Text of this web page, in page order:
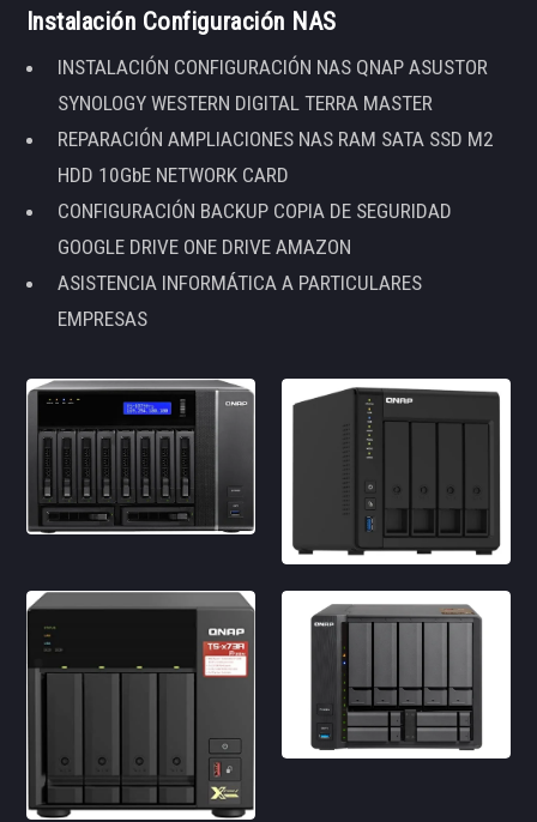
Instalación Configuración NAS
INSTALACIÓN CONFIGURACIÓN NAS QNAP ASUSTOR
SYNOLOGY WESTERN DIGITAL TERRA MASTER
REPARACIÓN AMPLIACIONES NAS RAM SATA SSD M2
HDD 10GbE NETWORK CARD
CONFIGURACIÓN BACKUP COPIA DE SEGURIDAD
GOOGLE DRIVE ONE DRIVE AMAZON
ASISTENCIA INFORMÁTICA A PARTICULARES
EMPRESAS